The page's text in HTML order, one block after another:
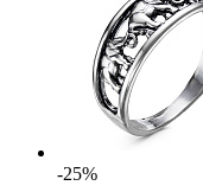
-25%